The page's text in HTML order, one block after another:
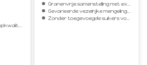
Granenvrije samenstelling met extra groenten vol vitaminen en mineralen
Gevarieerde vezelrijke mengeling vol verschillende grassen, kruiden en groenten
Zonder toegevoegde suikers voor deze gevoelige dier